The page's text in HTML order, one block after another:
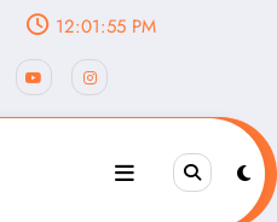
12:01:57 PM